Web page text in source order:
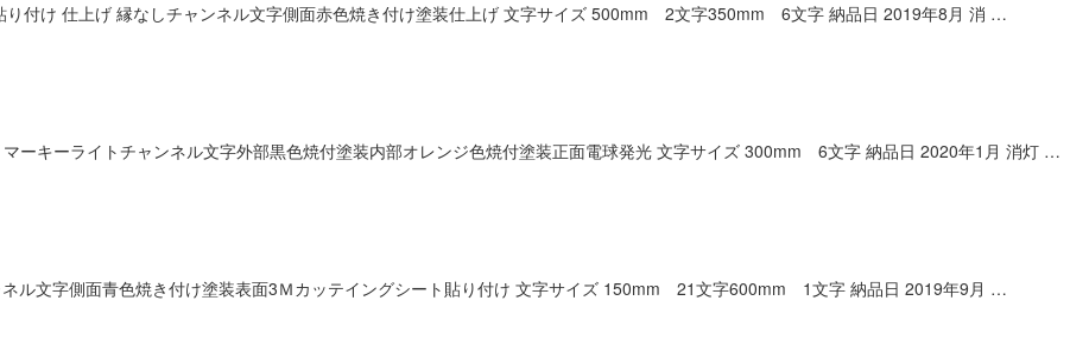
り付け 仕上げ 縁なしチャンネル文字側面赤色焼き付け塗装仕上げ 文字サイズ 500mm 2文字350mm 6文字 納品日 2019年8月 消 …
ーキーライトチャンネル文字外部黒色焼付塗装内部オレンジ色焼付塗装正面電球発光 文字サイズ 300mm 6文字 納品日 2020年1月 消灯 …
ル文字側面青色焼き付け塗装表面3Ｍカッテイングシート貼り付け 文字サイズ 150mm 21文字600mm 1文字 納品日 2019年9月 …